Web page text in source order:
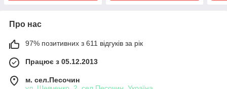
Про нас
97% позитивних з 611 відгуків за рік
Працює з 05.12.2013
м. сел.Песочин